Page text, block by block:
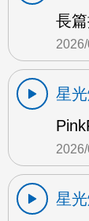
長
星
星